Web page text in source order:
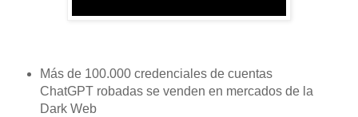
Más de 100.000 credenciales de cuentas
ChatGPT robadas se venden en mercados de la
Dark Web